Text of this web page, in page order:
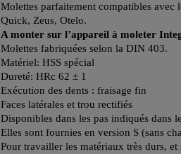
Molettes parfaitement compatibles avec
Quick, Zeus, Otelo.
A monter sur l’appareil à moleter
Molettes fabriquées selon la DIN 403.
Matériel: HSS spécial
Dureté: HRc 62 ± 1
Exécution des dents : fraisage fin
Faces latérales et trou rectifiés
Disponibles dans les pas indiqués dans
Elles sont fournies en version S (sans
Pour travailler les matériaux très durs,